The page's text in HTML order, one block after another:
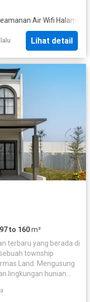
·Air·Wifi·Halaman
Lihat detail
97 to 160m²
terbaru yang berada di
township
Land. Mengusung
lingkungan hunian